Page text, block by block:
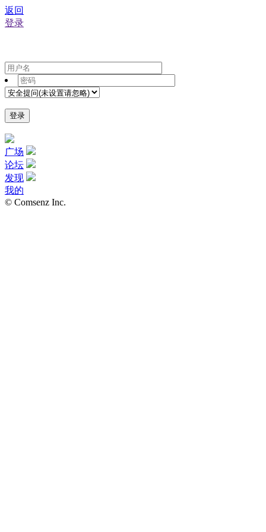
返回
登录
登录
广场
论坛
发现
我的
© Comsenz Inc.